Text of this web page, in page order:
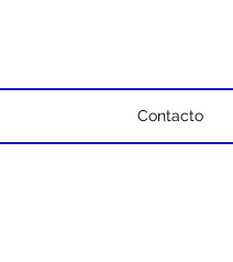
Contacto